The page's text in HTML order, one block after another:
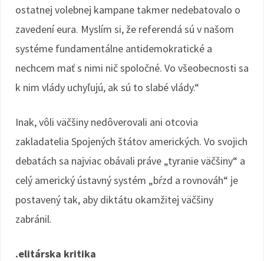
ostatnej volebnej kampane takmer nedebatovalo o
zavedení eura. Myslím si, že referendá sú v našom
systéme fundamentálne antidemokratické a
nechcem mať s nimi nič spoločné. Vo všeobecnosti sa
k nim vlády uchyľujú, ak sú to slabé vlády.“
Inak, vôli väčšiny nedôverovali ani otcovia
zakladatelia Spojených štátov amerických. Vo svojich
debatách sa najviac obávali práve „tyranie väčšiny“ a
celý americký ústavný systém „bŕzd a rovnováh“ je
postavený tak, aby diktátu okamžitej väčšiny
zabránil.
.elitárska kritika